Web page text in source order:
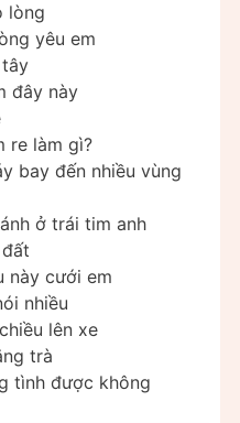
lòng
yêu em
đây này
re làm gì?
bay đến nhiều vùng
ở trái tim anh
này cưới em
nhiều
lên xe
trà
tình được không